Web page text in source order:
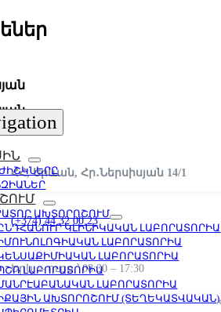
ԱԽՏՈՐՈՇՈՒՄ
ԿԼԻՆԻԿԱԿԱՆ ԼԱԲՈՐԱՏՈՐԻԱ
ԼԱԲՈՐԱՏՈՐԻԱ
ԼԱԲՈՐԱՏՈՐԻԱ
ԼԱԲՈՐԱՏՈՐԻԱ
ԼԱԲՈՐԱՏՈՐԻԱ
ԱԽՏՈՐՈՇՈՒՄ (ՏԵՂԵԿԱՏՎԱԿԱՆ)
ՀՀ, Երևան, Հր․Ներսիսյան 14/1
(+374) 44 32 00 23
Երկ. – ուրբ.՝ 08:30 – 17:30